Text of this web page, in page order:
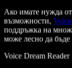
Ако имате нужда
възможности,
поддръжка на
може лесно да
Voice Dream Reader